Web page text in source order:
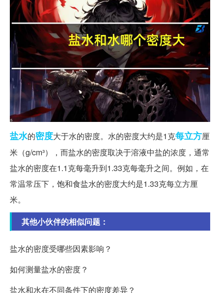
盐水的密度大于水的密度。水的密度大约是1克每立方厘
米（g/cm³），而盐水的密度取决于溶液中盐的浓度，通常
盐水的密度在1.1克每毫升到1.33克每毫升之间。例如，在
常温常压下，饱和食盐水的密度大约是1.33克每立方厘
米。
其他小伙伴的相似问题：
盐水的密度受哪些因素影响？
如何测量盐水的密度？
盐水和水在不同条件下的密度差异？